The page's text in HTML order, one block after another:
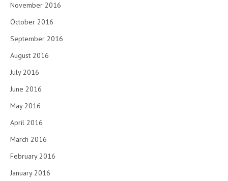
November 2016
October 2016
September 2016
August 2016
July 2016
June 2016
May 2016
April 2016
March 2016
February 2016
January 2016